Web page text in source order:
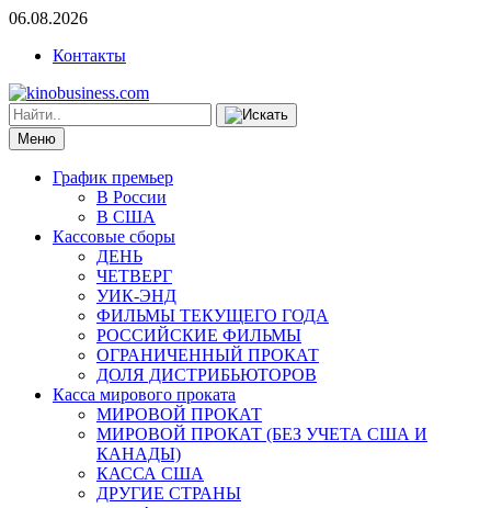
06.08.2026
Контакты
Меню
График премьер
В России
В США
Кассовые сборы
ДЕНЬ
ЧЕТВЕРГ
УИК-ЭНД
ФИЛЬМЫ ТЕКУЩЕГО ГОДА
РОССИЙСКИЕ ФИЛЬМЫ
ОГРАНИЧЕННЫЙ ПРОКАТ
ДОЛЯ ДИСТРИБЬЮТОРОВ
Касса мирового проката
МИРОВОЙ ПРОКАТ
МИРОВОЙ ПРОКАТ (БЕЗ УЧЕТА США И
КАНАДЫ)
КАССА США
ДРУГИЕ СТРАНЫ